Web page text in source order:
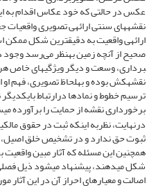
عکس در حالتی که خود عکاس اقدام
نقشه­های سنتی ارائه­ی تصویری واقعیات
ارائه­ی واقعیت به دقیق­ترین شکل ممکن
برداری، وسعت و دیگر ویژگی­های خاص
نقشه­کش بوده و به­لحاظ تصویری، فهم
ترسیم خطوط و نماد­ها درارتباط
برخورداری نقشه از حمایت را برآورده
درنهایت، نظربه اینکه ثبت در حقوق
ثبوت حق ندارد و در تشخیص خلق
همچنین این مسئله که آثار مبین واقعیت
شکل می­دهند، پیشنهاد می­شود ذیل
اصالت و معیار­های احراز آن در این آثار